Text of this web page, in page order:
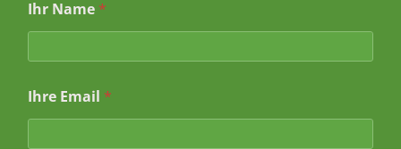
Ihr Name *
h
r
Ihre Email *